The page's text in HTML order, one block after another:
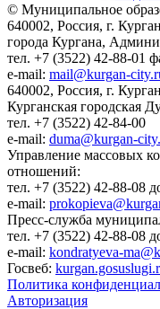
© Муниципальное
640002, Россия, г.
города Кургана,
тел. +7 (3522) 42-88-01
e-mail: mail@kurgan-
640002, Россия, г.
Курганская городская
тел. +7 (3522) 42-84-00
e-mail: duma@kurgan-
Управление массовых
отношений:
тел. +7 (3522) 42-88-08
e-mail:
Пресс-служба
тел. +7 (3522) 42-88-08
e-mail: kondratyeva-
Госвеб:
Политика
Авторизация